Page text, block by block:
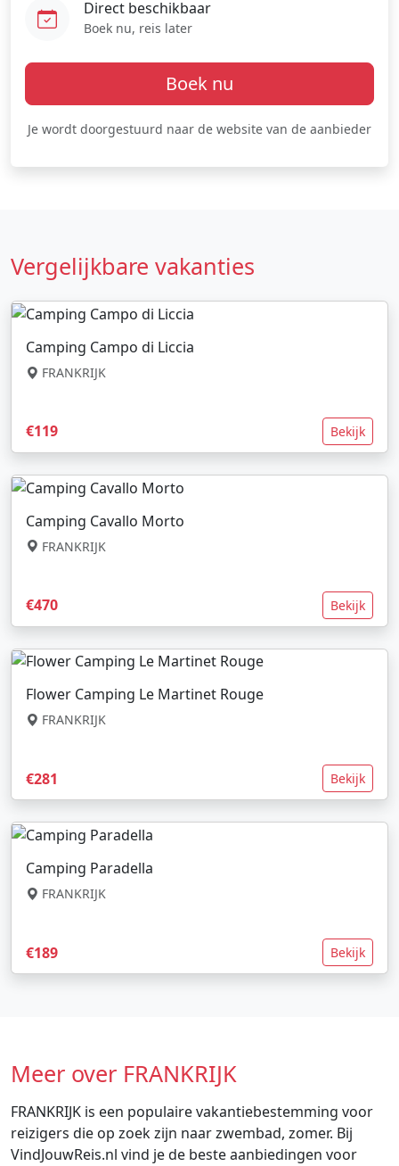
Direct beschikbaar
Boek nu, reis later
Boek nu
Je wordt doorgestuurd naar de website van de aanbieder
Vergelijkbare vakanties
Camping Campo di Liccia
FRANKRIJK
€119 Bekijk
Camping Cavallo Morto
FRANKRIJK
€470 Bekijk
Flower Camping Le Martinet Rouge
FRANKRIJK
€281 Bekijk
Camping Paradella
FRANKRIJK
€189 Bekijk
Meer over FRANKRIJK
FRANKRIJK is een populaire vakantiebestemming voor
reizigers die op zoek zijn naar zwembad, zomer. Bij
VindJouwReis.nl vind je de beste aanbiedingen voor